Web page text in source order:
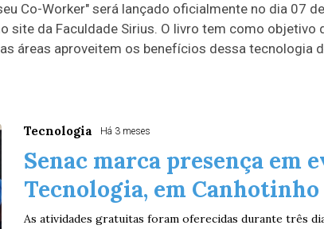
Co-Worker" será lançado oficialmente no dia 07
site da Faculdade Sirius. O livro tem como objetivo
áreas aproveitem os benefícios dessa tecnologia
Tecnologia Há 3 meses
Senac marca presença em
Tecnologia, em Canhotinho
As atividades gratuitas foram oferecidas durante três